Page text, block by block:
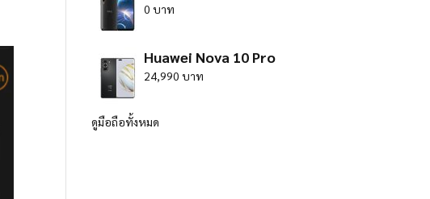
0 บาท
Huawei Nova 10 Pro
24,990 บาท
ดูมือถือทั้งหมด